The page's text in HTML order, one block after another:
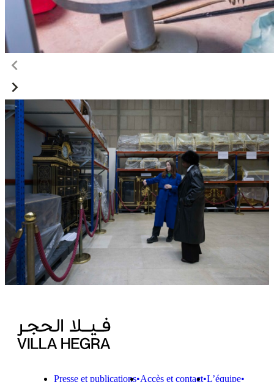
Presse et publications Accès et contact L’équipe